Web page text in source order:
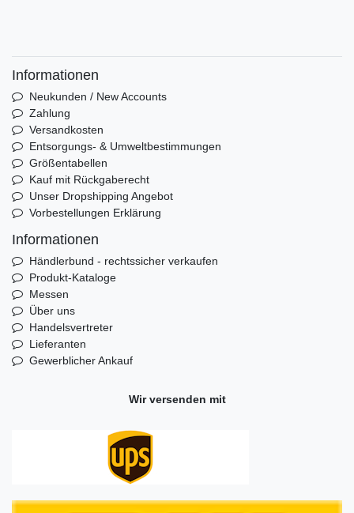
Informationen
Neukunden / New Accounts
Zahlung
Versandkosten
Entsorgungs- & Umweltbestimmungen
Größentabellen
Kauf mit Rückgaberecht
Unser Dropshipping Angebot
Vorbestellungen Erklärung
Informationen
Händlerbund - rechtssicher verkaufen
Produkt-Kataloge
Messen
Über uns
Handelsvertreter
Lieferanten
Gewerblicher Ankauf
Wir versenden mit